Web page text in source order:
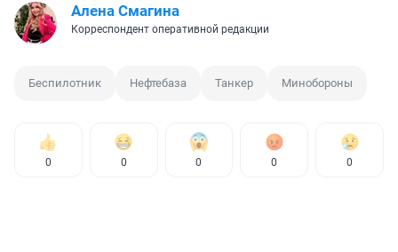
Алена Смагина
Корреспондент оперативной редакции
Беспилотник Нефтебаза Танкер Минобороны
0 0 0 0 0